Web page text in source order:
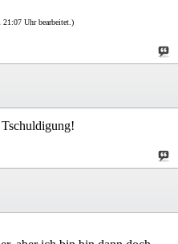
Uhr bearbeitet.)